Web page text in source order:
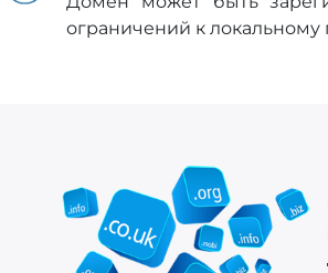
ограничений к локальному